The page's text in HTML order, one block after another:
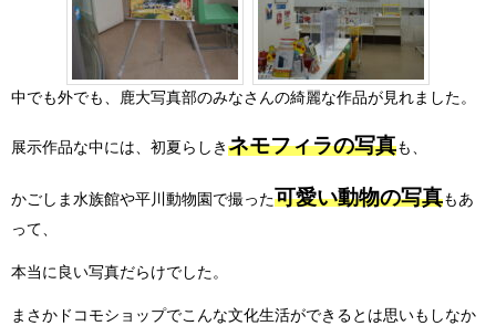
中でも外でも、鹿大写真部のみなさんの綺麗な作品が見れました。
展示作品な中には、初夏らしき ネモフィラの写真も、
かごしま水族館や平川動物園で撮った可愛い動物の写真もあ
って、
本当に良い写真だらけでした。
まさかドコモショップでこんな文化生活ができるとは思いもしなか